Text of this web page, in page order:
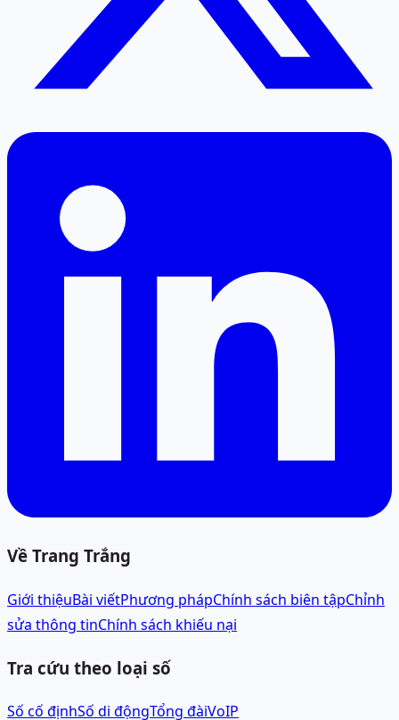
Về Trang Trắng
Giới thiệuBài viếtPhương phápChính sách biên tậpChỉnh
sửa thông tinChính sách khiếu nại
Tra cứu theo loại số
Số cố địnhSố di độngTổng đàiVoIP